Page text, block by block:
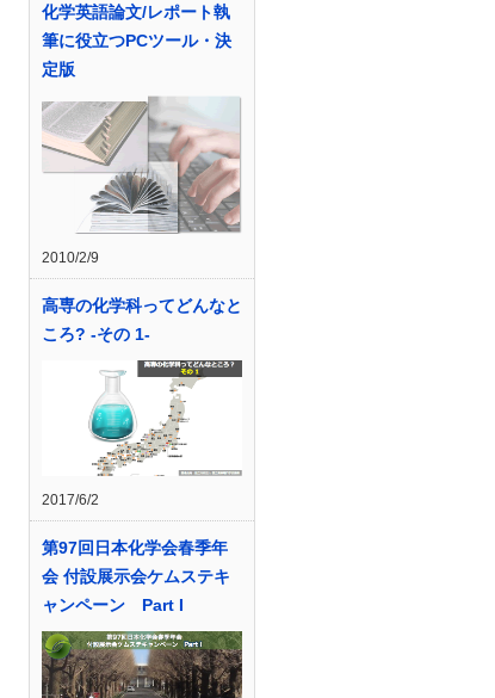
化学英語論文/レポート執
筆に役立つPCツール・決
定版
2010/2/9
高専の化学科ってどんなと
ころ? -その 1-
2017/6/2
第97回日本化学会春季年
会 付設展示会ケムステキ
ャンペーン Part I